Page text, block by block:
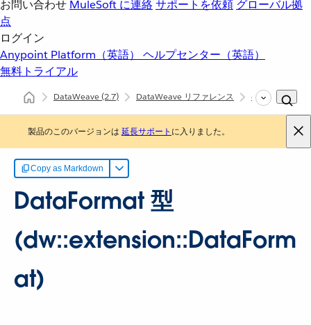
お問い合わせ MuleSoft に連絡サポートを依頼 グローバル拠
点
ログイン
Anypoint Platform（英語） ヘルプセンター（英語）
無料トライアル
DataWeave(2.7) DataWeave リファレンス
製品のこのバージョンは 延長サポート に入りました。
Copy as Markdown
DataFormat 型
(dw::extension::DataForm
at)